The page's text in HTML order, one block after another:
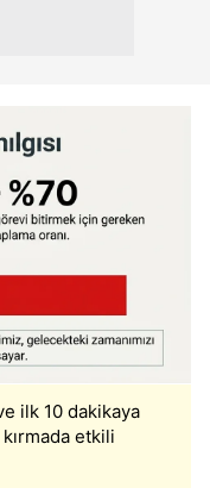
ilk 10 dakikaya
etkili